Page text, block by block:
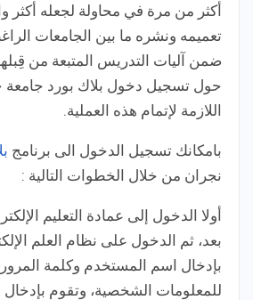
أكثر من مرة في محاولة لجعله أكثر
تعميمه ونشره ما بين الجامعات
ضمن آليات التدريس المتبعة من
حول تسجيل دخول بلاك بورد جامعة
اللازمة لإتمام هذه العملية.
بامكانك تسجيل الدخول الى برنامج
نجران من خلال الخطوات التالية :
أولا الدخول إلى عمادة التعليم
بعد، ثم الدخول على نظام العلم
بإدخال اسم المستخدم وكلمة
للمعلومات الشخصية، وتقوم بإدخال